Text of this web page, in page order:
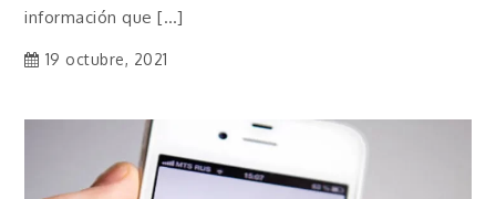
información que […]
19 octubre, 2021